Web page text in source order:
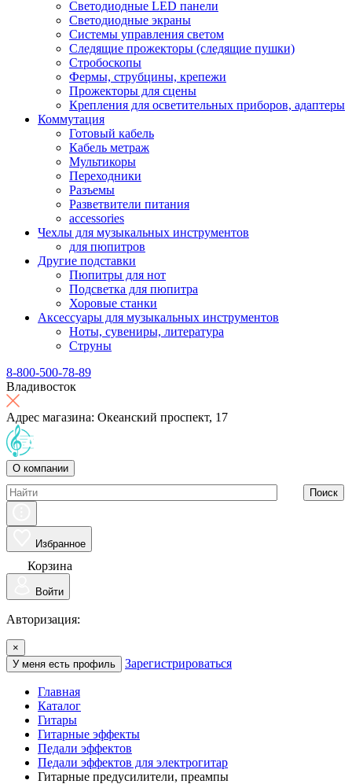
Светодиодные LED панели
Светодиодные экраны
Системы управления светом
Следящие прожекторы (следящие пушки)
Стробоскопы
Фермы, струбцины, крепежи
Прожекторы для сцены
Крепления для осветительных приборов, адаптеры
Коммутация
Готовый кабель
Кабель метраж
Мультикоры
Переходники
Разъемы
Разветвители питания
accessories
Чехлы для музыкальных инструментов
для пюпитров
Другие подставки
Пюпитры для нот
Подсветка для пюпитра
Хоровые станки
Аксессуары для музыкальных инструментов
Ноты, сувениры, литература
Струны
8-800-500-78-89
Владивосток
Адрес магазина: Океанский проспект, 17
О компании
Поиск
Избранное
Корзина
Войти
Авторизация:
×
У меня есть профиль
Зарегистрироваться
Главная
Каталог
Гитары
Гитарные эффекты
Педали эффектов
Педали эффектов для электрогитар
Гитарные предусилители, преампы